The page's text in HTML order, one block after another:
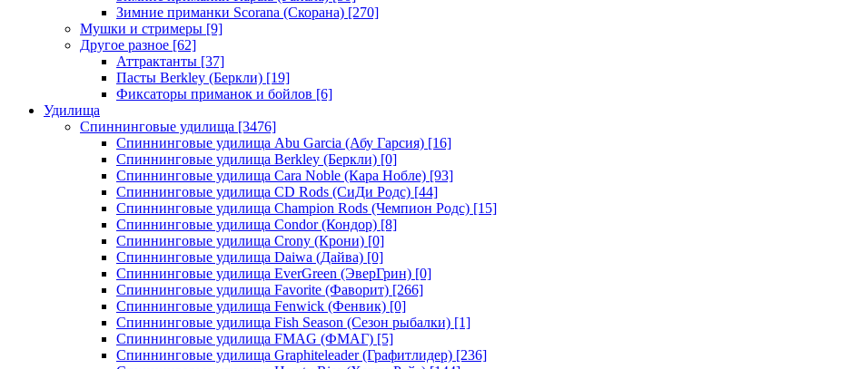
Зимние приманки Scorana (Скорана) [270]
Мушки и стримеры [9]
Другое разное [62]
Аттрактанты [37]
Пасты Berkley (Беркли) [19]
Фиксаторы приманок и бойлов [6]
Удилища
Спиннинговые удилища [3476]
Спиннинговые удилища Abu Garcia (Абу Гарсия) [16]
Спиннинговые удилища Berkley (Беркли) [0]
Спиннинговые удилища Cara Noble (Кара Нобле) [93]
Спиннинговые удилища CD Rods (СиДи Родс) [44]
Спиннинговые удилища Champion Rods (Чемпион Родс) [15]
Спиннинговые удилища Condor (Кондор) [8]
Спиннинговые удилища Crony (Крони) [0]
Спиннинговые удилища Daiwa (Дайва) [0]
Спиннинговые удилища EverGreen (ЭверГрин) [0]
Спиннинговые удилища Favorite (Фаворит) [266]
Спиннинговые удилища Fenwick (Фенвик) [0]
Спиннинговые удилища Fish Season (Сезон рыбалки) [1]
Спиннинговые удилища FMAG (ФМАГ) [5]
Спиннинговые удилища Graphiteleader (Графитлидер) [236]